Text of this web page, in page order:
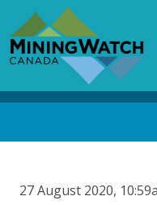
main
content
27 August 2020,